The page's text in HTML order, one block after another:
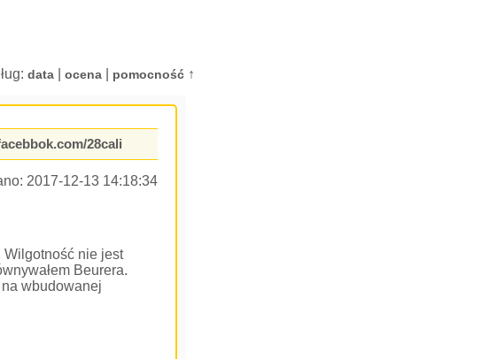
data| ocena| pomocność↑
28cali
2017-12-13 14:18:34
Wilgotność nie jest
Beurera.
wbudowanej